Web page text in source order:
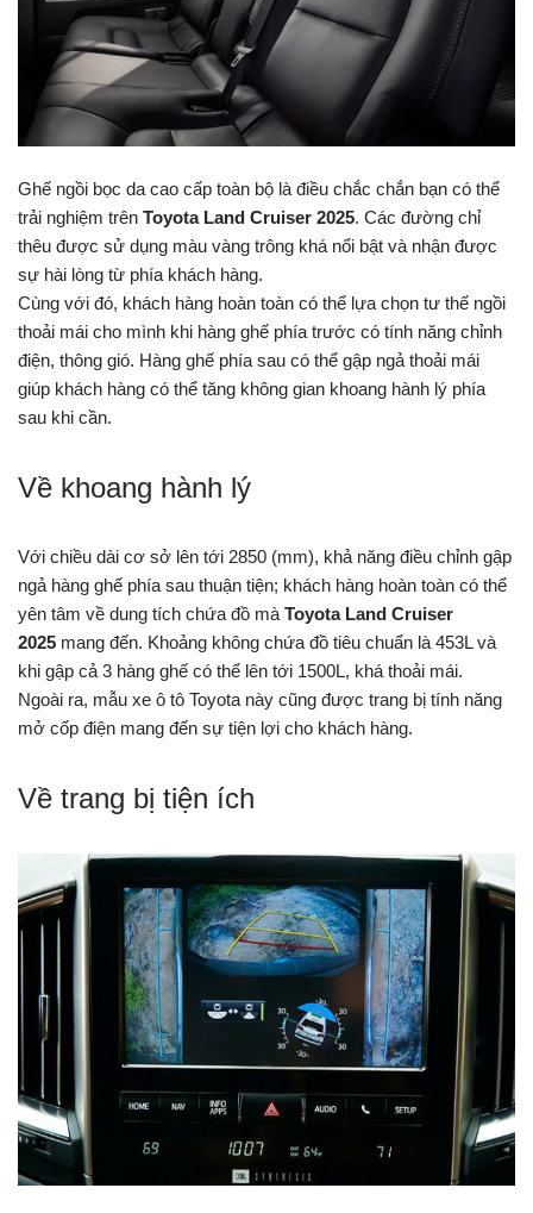
Ghế ngồi bọc da cao cấp toàn bộ là điều chắc chắn bạn có thể
trải nghiệm trên Toyota Land Cruiser 2025. Các đường chỉ
thêu được sử dụng màu vàng trông khá nổi bật và nhận được
sự hài lòng từ phía khách hàng.
Cùng với đó, khách hàng hoàn toàn có thể lựa chọn tư thế ngồi
thoải mái cho mình khi hàng ghế phía trước có tính năng chỉnh
điện, thông gió. Hàng ghế phía sau có thể gập ngả thoải mái
giúp khách hàng có thể tăng không gian khoang hành lý phía
sau khi cần.
Về khoang hành lý
Với chiều dài cơ sở lên tới 2850 (mm), khả năng điều chỉnh gập
ngả hàng ghế phía sau thuận tiện; khách hàng hoàn toàn có thể
yên tâm về dung tích chứa đồ mà Toyota Land Cruiser
2025 mang đến. Khoảng không chứa đồ tiêu chuẩn là 453L và
khi gập cả 3 hàng ghế có thể lên tới 1500L, khá thoải mái.
Ngoài ra, mẫu xe ô tô Toyota này cũng được trang bị tính năng
mở cốp điện mang đến sự tiện lợi cho khách hàng.
Về trang bị tiện ích